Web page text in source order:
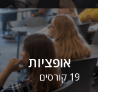
אופציות
19 קורסים